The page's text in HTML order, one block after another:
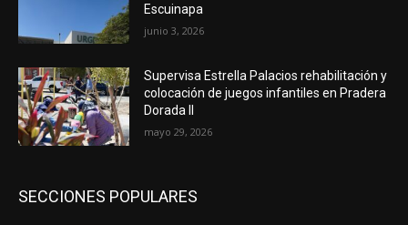
Escuinapa
junio 3, 2026
Supervisa Estrella Palacios rehabilitación y
colocación de juegos infantiles en Pradera
Dorada II
mayo 29, 2026
SECCIONES POPULARES